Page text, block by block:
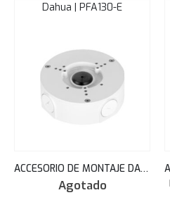
Dahua | PFA130-E
ACCESORIO DE MONTAJE DAHUA CCTV CAJA DE UNION CONTRA AGUA PFA130E
Agotado